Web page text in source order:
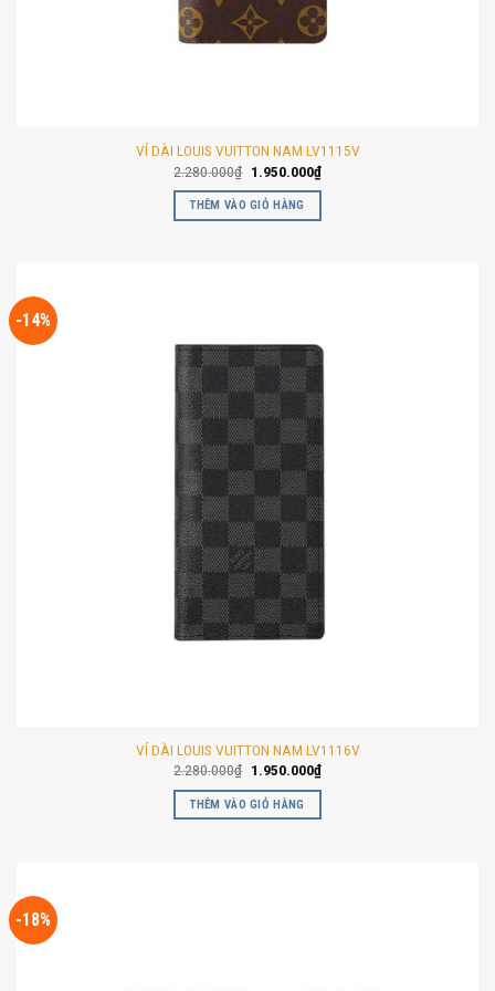
VÍ DÀI LOUIS VUITTON NAM LV1115V
2.280.000₫ Giá
là:
2.280.000₫.
1.950.000₫Giá
hiện
1.950.000₫.
THÊM VÀO GIỎ HÀNG
-14%
VÍ DÀI LOUIS VUITTON NAM LV1116V
2.280.000₫ Giá
là:
2.280.000₫.
1.950.000₫Giá
hiện
THÊM VÀO GIỎ HÀNG
-18%